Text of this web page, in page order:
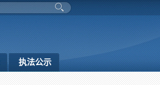
执法公示